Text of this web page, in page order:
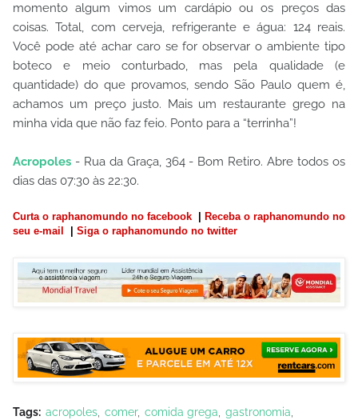
momento algum vimos um cardápio ou os preços das
coisas. Total, com cerveja, refrigerante e água: 124 reais.
Você pode até achar caro se for observar o ambiente tipo
boteco e meio conturbado, mas pela qualidade (e
quantidade) do que provamos, sendo São Paulo quem é,
achamos um preço justo. Mais um restaurante grego na
minha vida que não faz feio. Ponto para a “terrinha”!
Acropoles - Rua da Graça, 364 - Bom Retiro. Abre todos os
dias das 07:30 às 22:30.
Curta o raphanomundo no facebook
Receba o raphanomundo no
seu e-mail
Siga o raphanomundo no twitter
Tags: acropoles comer comida grega
gastronomia